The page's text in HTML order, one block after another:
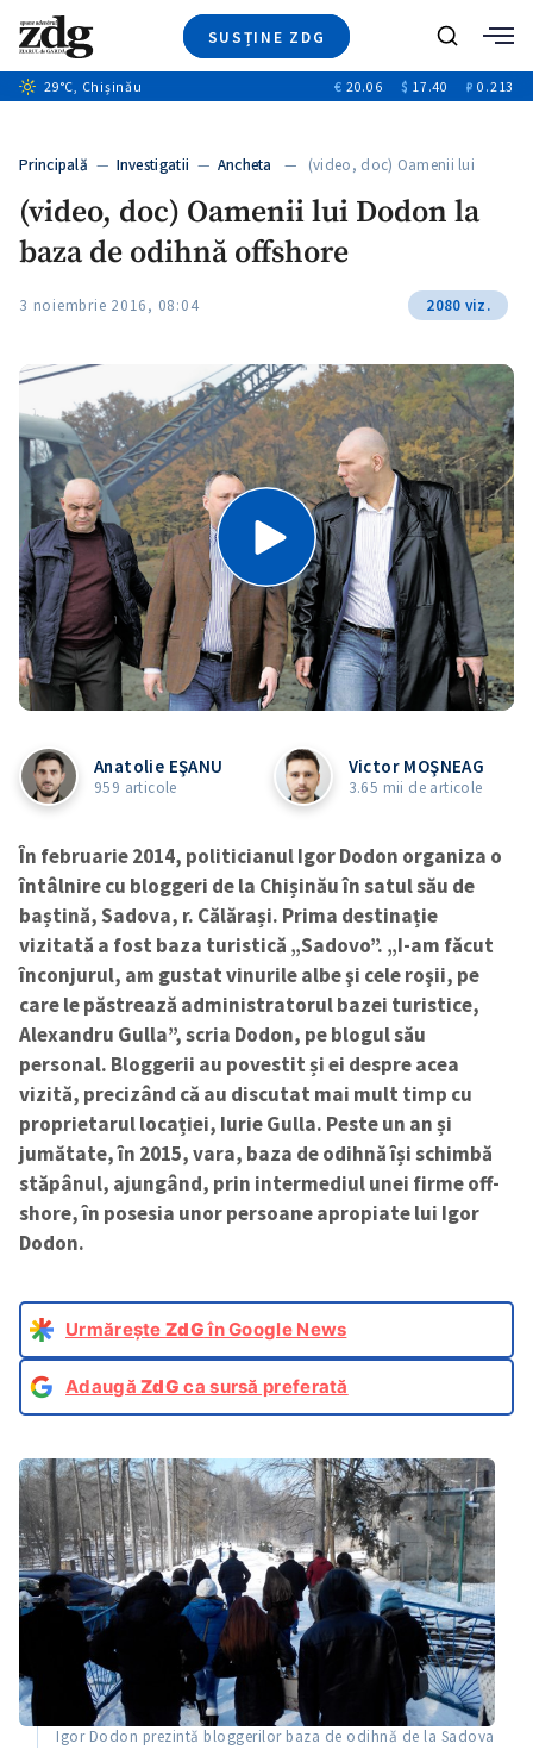
SUSȚINE ZDG
Ştiri
+5
Video
Special
Caută
29°C, Chișinău € 20.06 $ 17.40 ₽ 0.213
Principală — Investigatii — Ancheta
— (video, doc) Oamenii lui
(video, doc) Oamenii lui Dodon la
baza de odihnă offshore
3 noiembrie 2016, 08:04 2080 viz.
Anatolie EŞANU
959 articole
Victor MOŞNEAG
3.65 mii de articole
În februarie 2014, politicianul Igor Dodon organiza o
întâlnire cu bloggeri de la Chișinău în satul său de
baștină, Sadova, r. Călărași. Prima destinație
vizitată a fost baza turistică „Sadovo”. „I-am făcut
înconjurul, am gustat vinurile albe şi cele roşii, pe
care le păstrează administratorul bazei turistice,
Alexandru Gulla”, scria Dodon, pe blogul său
personal. Bloggerii au povestit și ei despre acea
vizită, precizând că au discutat mai mult timp cu
proprietarul locației, Iurie Gulla. Peste un an și
jumătate, în 2015, vara, baza de odihnă își schimbă
stăpânul, ajungând, prin intermediul unei firme off-
shore, în posesia unor persoane apropiate lui Igor
Dodon.
Urmărește ZdGîn Google News
AdaugăZdG ca sursă preferată
Igor Dodon prezintă bloggerilor baza de odihnă de la Sadova